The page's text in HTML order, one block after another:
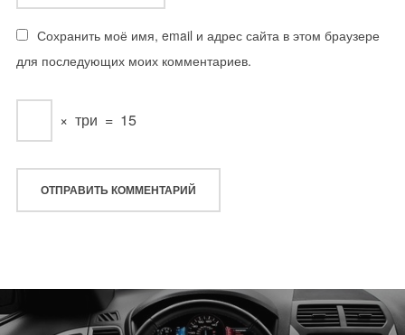
Сохранить моё имя, email и адрес сайта в этом браузере
для последующих моих комментариев.
× три = 15
Навигация